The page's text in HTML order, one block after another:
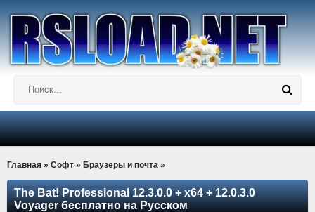
Главная » Софт » Браузеры и почта »
The Bat! Professional 12.3.0.0 + x64 + 12.0.3.0
Voyager бесплатно на Русском